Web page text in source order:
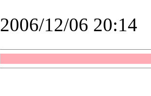
2006/12/06 20:14